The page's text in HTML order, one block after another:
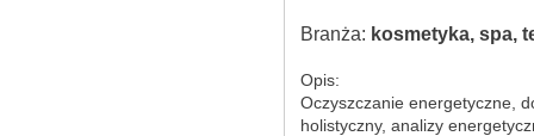
Branża: kosmetyka, spa,
Opis:
Oczyszczanie energetyczne,
holistyczny, analizy